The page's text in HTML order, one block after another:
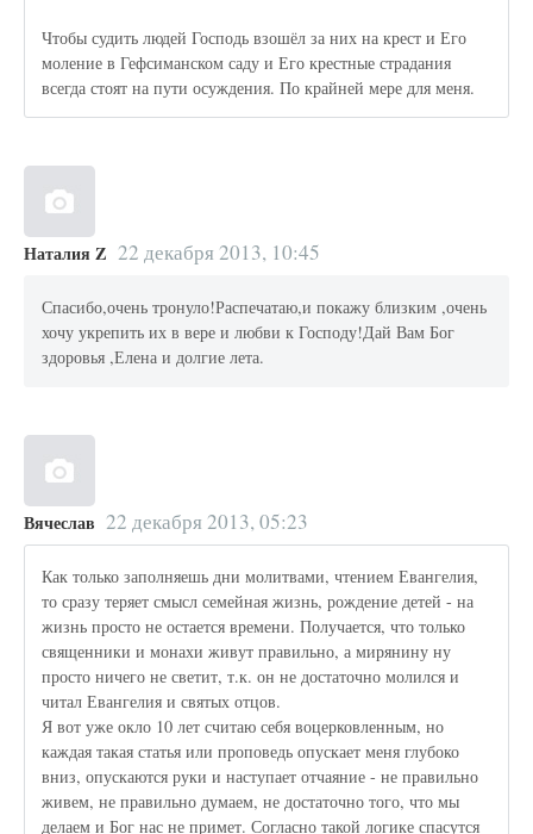
Чтобы судить людей Господь взошёл за них на крест и Его
моление в Гефсиманском саду и Его крестные страдания
всегда стоят на пути осуждения. По крайней мере для меня.
Наталия Z 22 декабря 2013, 10:45
Спасибо,очень тронуло!Распечатаю,и покажу близким ,очень
хочу укрепить их в вере и любви к Господу!Дай Вам Бог
здоровья ,Елена и долгие лета.
Вячеслав 22 декабря 2013, 05:23
Как только заполняешь дни молитвами, чтением Евангелия,
то сразу теряет смысл семейная жизнь, рождение детей - на
жизнь просто не остается времени. Получается, что только
священники и монахи живут правильно, а мирянину ну
просто ничего не светит, т.к. он не достаточно молился и
читал Евангелия и святых отцов.
Я вот уже окло 10 лет считаю себя воцерковленным, но
каждая такая статья или проповедь опускает меня глубоко
вниз, опускаются руки и наступает отчаяние - не правильно
живем, не правильно думаем, не достаточно того, что мы
делаем и Бог нас не примет. Согласно такой логике спасутся